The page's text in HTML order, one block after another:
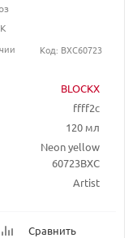
BLOCKX
ffff2c
120 мл
Neon yellow
60723BXC
Artist
Сравнить
Код: BXC60723